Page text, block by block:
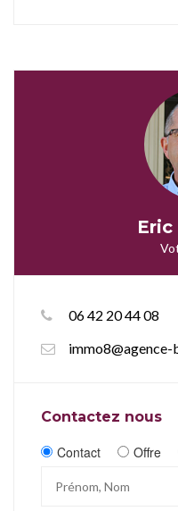
Eric
06 42 20 44 08
Contactez nous
Contact Offre